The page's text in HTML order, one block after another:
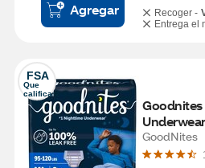
Agregar Recoger -
Entrega el
FSA
Que
califica
GoodNites